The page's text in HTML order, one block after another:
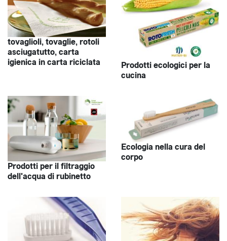
tovaglioli, tovaglie, rotoli
asciugatutto, carta
igienica in carta riciclata
Prodotti ecologici per la
cucina
Prodotti per il filtraggio
dell'acqua di rubinetto
Ecologia nella cura del
corpo